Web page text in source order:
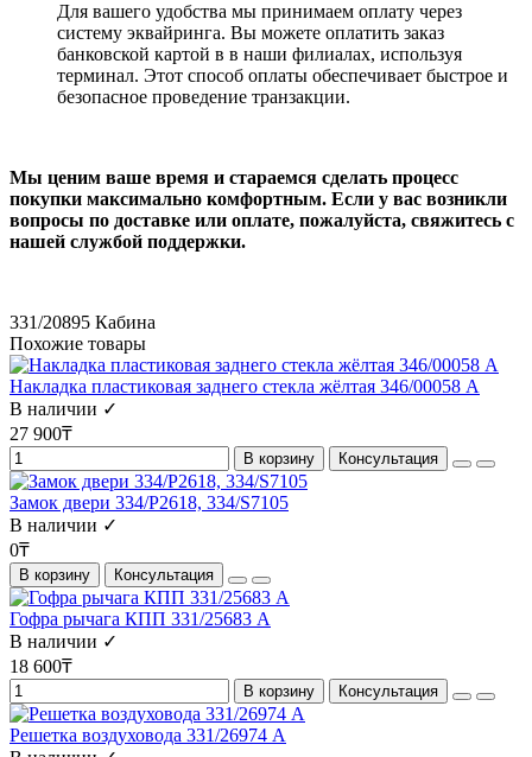
Для вашего удобства мы принимаем оплату через
систему эквайринга. Вы можете оплатить заказ
банковской картой в в наши филиалах, используя
терминал. Этот способ оплаты обеспечивает быстрое и
безопасное проведение транзакции.
Мы ценим ваше время и стараемся сделать процесс
покупки максимально комфортным. Если у вас возникли
вопросы по доставке или оплате, пожалуйста, свяжитесь с
нашей службой поддержки.
331/20895 Кабина
Похожие товары
Накладка пластиковая заднего стекла жёлтая 346/00058 A
В наличии ✓
27 900₸
В корзину Консультация
Замок двери 334/P2618, 334/S7105
В наличии ✓
0₸
В корзину Консультация
Гофра рычага КПП 331/25683 А
В наличии ✓
18 600₸
В корзину Консультация
Решетка воздуховода 331/26974 A